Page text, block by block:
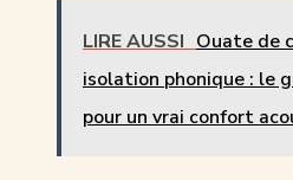
LIRE AUSSI Ouate de
isolation phonique : le
pour un vrai confort